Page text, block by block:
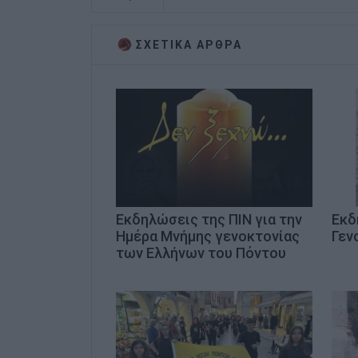
ΣΧΕΤΙΚA AΡΘΡΑ
Εκδηλώσεις της ΠΙΝ για την
Ημέρα Μνήμης γενοκτονίας
των Ελλήνων του Πόντου